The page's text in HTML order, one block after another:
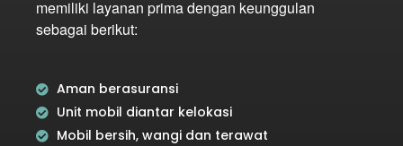
memiliki layanan prima dengan keunggulan
sebagai berikut:
Aman berasuransi
Unit mobil diantar kelokasi
Mobil bersih, wangi dan terawat